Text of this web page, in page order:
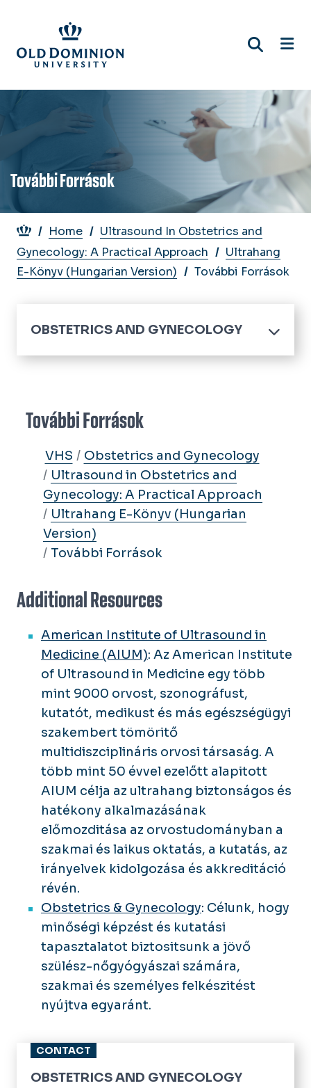
main
content
További Források
Breadcrumb
Home
Ultrasound In Obstetrics and
Gynecology: A Practical Approach
Ultrahang
E-Könyv (Hungarian Version)
További Források
OBSTETRICS AND GYNECOLOGY
Home
Curriculum
Residency Alumni
Fellowships
General Obstetrics and
Gynecology
Maternal-Fetal Medicine
Urogynecology
Centers
Clinical Research Center (CRC)
Fetal Cardiovascular Center
Sentara-EVMS Advanced
Gynecologic Surgery Center
Research
CONRAD
Community Oriented Reproductive
Health Program (CORE)
További Források
VHS
Obstetrics and Gynecology
Ultrasound in Obstetrics and
Gynecology: A Practical Approach
Ultrahang E-Könyv (Hungarian
Version)
További Források
Additional Resources
American Institute of Ultrasound in
Medicine (AIUM): Az American Institute
of Ultrasound in Medicine egy több
mint 9000 orvost, szonográfust,
kutatót, medikust és más egészségügyi
szakembert tömöritő
multidiszciplináris orvosi társaság. A
több mint 50 évvel ezelőtt alapitott
AIUM célja az ultrahang biztonságos és
hatékony alkalmazásának
előmozditása az orvostudományban a
szakmai és laikus oktatás, a kutatás, az
irányelvek kidolgozása és akkreditáció
révén.
Obstetrics & Gynecology: Célunk, hogy
minőségi képzést és kutatási
tapasztalatot biztositsunk a jövő
szülész-nőgyógyászai számára,
szakmai és személyes felkészitést
nyújtva egyaránt.
CONTACT
OBSTETRICS AND GYNECOLOGY